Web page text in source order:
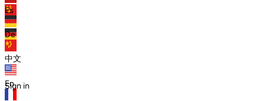
zh
De
En
Es
De
中文
Sign in